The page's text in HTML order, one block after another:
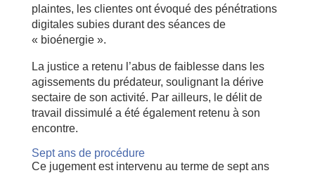
plaintes, les clientes ont évoqué des pénétrations
digitales subies durant des séances de
« bioénergie ».
La justice a retenu l’abus de faiblesse dans les
agissements du prédateur, soulignant la dérive
sectaire de son activité. Par ailleurs, le délit de
travail dissimulé a été également retenu à son
encontre.
Sept ans de procédure
Ce jugement est intervenu au terme de sept ans